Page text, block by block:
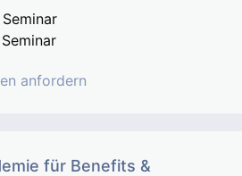
anfordern
für Benefits &